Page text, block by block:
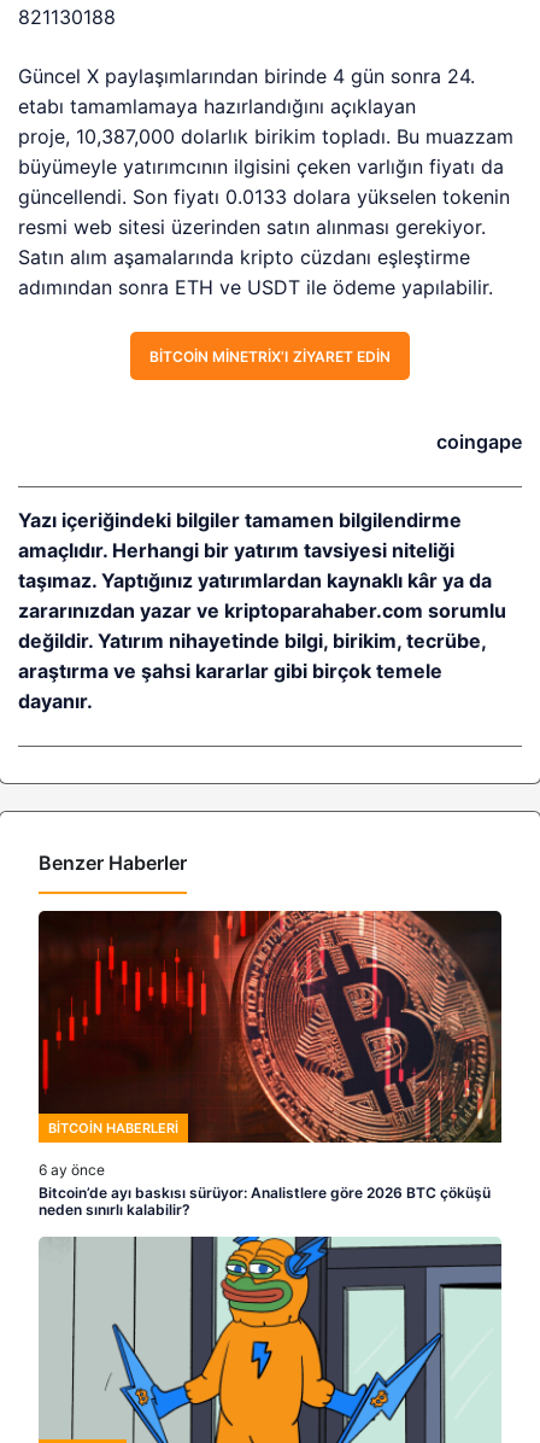
821130188
Güncel X paylaşımlarından birinde 4 gün sonra 24.
etabı tamamlamaya hazırlandığını açıklayan
proje, 10,387,000 dolarlık birikim topladı. Bu muazzam
büyümeyle yatırımcının ilgisini çeken varlığın fiyatı da
güncellendi. Son fiyatı 0.0133 dolara yükselen tokenin
resmi web sitesi üzerinden satın alınması gerekiyor.
Satın alım aşamalarında kripto cüzdanı eşleştirme
adımından sonra ETH ve USDT ile ödeme yapılabilir.
BITCOIN MINETRIX’I ZIYARET EDIN
coingape
Yazı içeriğindeki bilgiler tamamen bilgilendirme
amaçlıdır. Herhangi bir yatırım tavsiyesi niteliği
taşımaz. Yaptığınız yatırımlardan kaynaklı kâr ya da
zararınızdan yazar ve kriptoparahaber.com sorumlu
değildir. Yatırım nihayetinde bilgi, birikim, tecrübe,
araştırma ve şahsi kararlar gibi birçok temele
dayanır.
Benzer Haberler
BITCOIN HABERLERI
6 ay önce
Bitcoin’de ayı baskısı sürüyor: Analistlere göre 2026 BTC çöküşü
neden sınırlı kalabilir?